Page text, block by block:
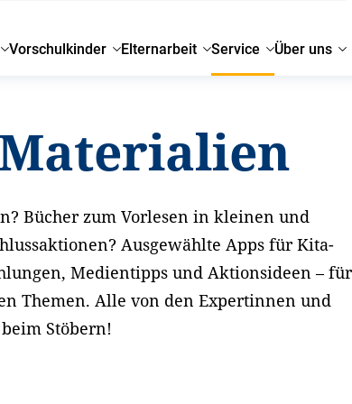
Vorschulkinder Elternarbeit Service Über uns
Bücher zum Vorlesen in kleinen und
Ausgewählte Apps für Kita-
Medientipps und Aktionsideen – für
Themen. Alle von den Expertinnen und
Stöbern!